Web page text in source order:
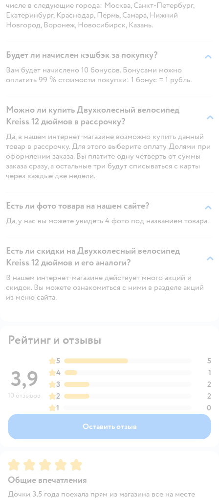
числе в следующие города: Москва, Санкт-Петербург,
Екатеринбург, Краснодар, Пермь, Самара, Нижний
Новгород, Воронеж, Новосибирск, Казань.
Будет ли начислен кэшбэк за покупку?
Вам будет начислено 10 бонусов. Бонусами можно
оплатить 99 % стоимости покупки: 1 бонус = 1 рубль.
Можно ли купить Двухколесный велосипед
Kreiss 12 дюймов в рассрочку?
Да, в нашем интернет-магазине возможно купить данный
товар в рассрочку. Для этого выберите оплату Долями при
оформлении заказа. Вы платите одну четверть от суммы
заказа сразу, а остальные три будут списываться с карты
через каждые две недели.
Есть ли фото товара на нашем сайте?
Да, у нас вы можете увидеть 4 фото под названием товара.
Есть ли скидки на Двухколесный велосипед
Kreiss 12 дюймов и его аналоги?
В нашем интернет-магазине действует много акций и
скидок. Вы можете ознакомиться с ними в разделе акций
из меню сайта.
Рейтинг и отзывы
3,9
10 отзывов
5
5
4
1
3
2
2
2
1
0
Оставить отзыв
Рейтинг:5
Общие впечатления
Дочки 3.5 года поехала прям из магазина все на месте